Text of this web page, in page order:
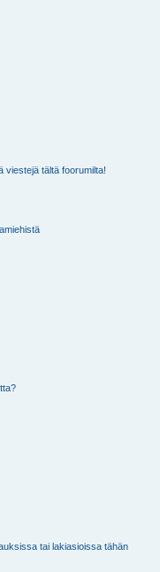
viestejä tältä foorumilta!
tai lakiasioissa tähän